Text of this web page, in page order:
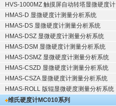
HVS-1000MZ 触摸屏自动转塔显微硬度计
HMAS-D 显微硬度计测量分析系统
HMAS-DS 显微硬度计测量分析系统
HMAS-DSZ 显微硬度计测量分析系统
HMAS-DSM 显微硬度计测量分析系统
HMAS-DSMZ 显微硬度计测量分析系统
HMAS-CSZD 显微硬度计测量分析系统
HMAS-CSZA 显微硬度计测量分析系统
HMAS-ROLL 版辊显微硬度测量分析系统
维氏硬度计MC010系列